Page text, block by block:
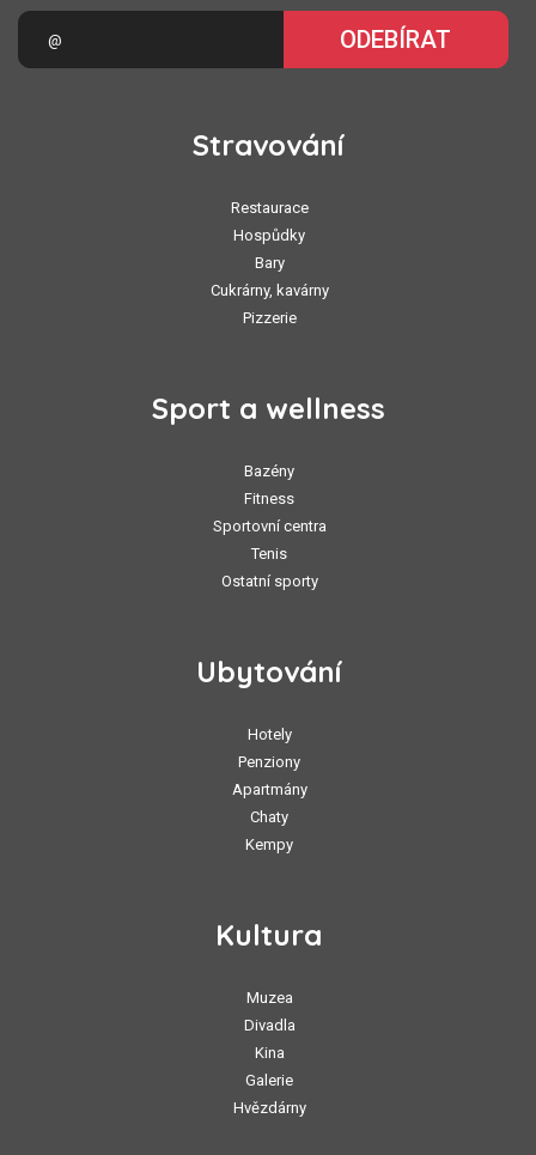
ODEBÍRAT
Stravování
Restaurace
Hospůdky
Bary
Cukrárny, kavárny
Pizzerie
Sport a wellness
Bazény
Fitness
Sportovní centra
Tenis
Ostatní sporty
Ubytování
Hotely
Penziony
Apartmány
Chaty
Kempy
Kultura
Muzea
Divadla
Kina
Galerie
Hvězdárny